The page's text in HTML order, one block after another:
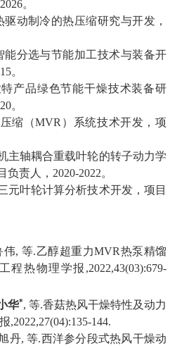
26。
驱动制冷的热压缩研究与开发，
能分选与节能加工技术与装备开
。
产品绿色节能干燥技术装备研
。
缩（MVR ）系统技术开发，项
主轴耦合重载叶轮的转子动力学
负责人， 2020-2022。
元叶轮计算分析技术开发， 项目
伟, 等.乙醇超重力MVR热泵精馏
工程热物理学报 ,2022,43(03):679-
华*, 等.香菇热风干燥特性及动力
,2022,27(04):135-144.
丹, 等.西洋参分段式热风干燥动